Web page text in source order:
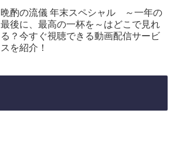
晩酌の流儀 年末スペシャル ～一年の
最後に、最高の一杯を～はどこで見れ
る？今すぐ視聴できる動画配信サービ
スを紹介！